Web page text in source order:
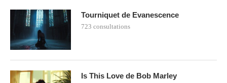
Tourniquet de Evanescence
723 consultations
Is This Love de Bob Marley